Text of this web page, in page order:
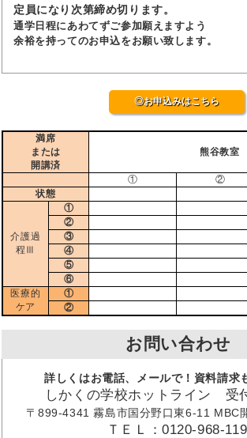
定員になり次第締め切ります。
通学日程にあわてずご参加願えますよう
余裕を持ってのお申込をお願い致します。
◎お申込みはこちら
満席
または
開講済
熊谷教室
① ②
状態
介護過
程Ⅲ
①
②
③
④
⑤
⑥
医療的
ケア
①
②
お問い合わせ
詳しくはお電話、メールで！資料請求
しかくの学校ホットライン 受
〒899-4341 霧島市国分野口東6-11 MBC
ＴＥＬ：0120-968-119